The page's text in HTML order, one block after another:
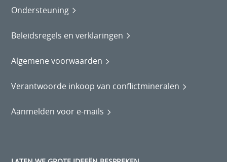
Ondersteuning
Beleidsregels en verklaringen
Algemene voorwaarden
Verantwoorde inkoop van conflictmineralen
Aanmelden voor e-mails